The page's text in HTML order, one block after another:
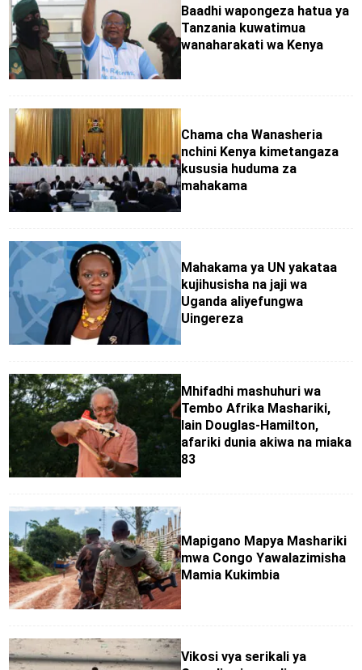
Baadhi wapongeza hatua ya
Tanzania kuwatimua
wanaharakati wa Kenya
Chama cha Wanasheria
nchini Kenya kimetangaza
kususia huduma za
mahakama
Mahakama ya UN yakataa
kujihusisha na jaji wa
Uganda aliyefungwa
Uingereza
Mhifadhi mashuhuri wa
Tembo Afrika Mashariki,
Iain Douglas-Hamilton,
afariki dunia akiwa na miaka
83
Mapigano Mapya Mashariki
mwa Congo Yawalazimisha
Mamia Kukimbia
Vikosi vya serikali ya